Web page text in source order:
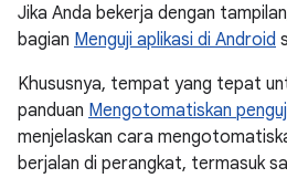
Jika Anda bekerja dengan
bagian Menguji aplikasi di Android
Khususnya, tempat yang tepat
panduan Mengotomatiskan
menjelaskan cara
berjalan di perangkat, termasuk